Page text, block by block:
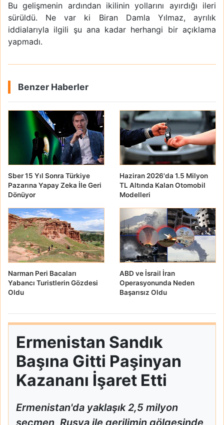
Bu gelişmenin ardından ikilinin yollarını ayırdığı ileri
sürüldü. Ne var ki Biran Damla Yılmaz, ayrılık
iddialarıyla ilgili şu ana kadar herhangi bir açıklama
yapmadı.
Benzer Haberler
Sber 15 Yıl Sonra Türkiye
Pazarına Yapay Zeka İle Geri
Dönüyor
Haziran 2026'da 1.5 Milyon
TL Altında Kalan Otomobil
Modelleri
Narman Peri Bacaları
Yabancı Turistlerin Gözdesi
Oldu
ABD ve İsrail İran
Operasyonunda Neden
Başarısız Oldu
Ermenistan Sandık
Başına Gitti Paşinyan
Kazananı İşaret Etti
Ermenistan'da yaklaşık 2,5 milyon
seçmen, Rusya ile gerilimin gölgesinde